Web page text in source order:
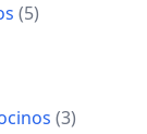
(5)
(3)